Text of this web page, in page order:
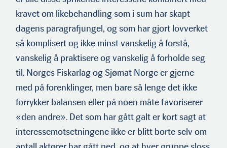
kravet om likebehandling som i sum har skapt
dagens paragrafjungel, og som har gjort lovverket
så komplisert og ikke minst vanskelig å forstå,
vanskelig å praktisere og vanskelig å forholde seg
til. Norges Fiskarlag og Sjømat Norge er gjerne
med på forenklinger, men bare så lenge det ikke
forrykker balansen eller på noen måte favoriserer
«den andre». Det som har gått galt er kort sagt at
interessemotsetningene ikke er blitt borte selv om